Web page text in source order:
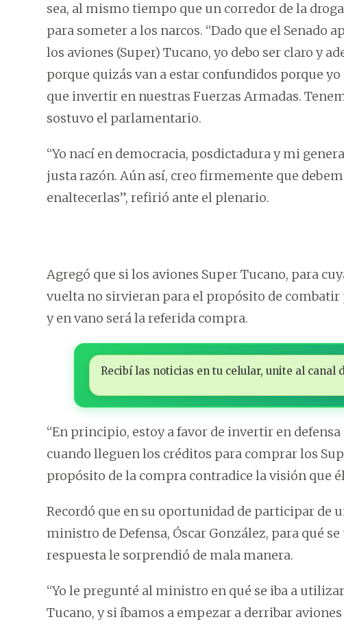
sea, al mismo tiempo que un corredor de la
para someter a los narcos. “Dado que el Senado
los aviones (Super) Tucano, yo debo ser claro y
porque quizás van a estar confundidos porque
que invertir en nuestras Fuerzas Armadas.
sostuvo el parlamentario.
“Yo nací en democracia, posdictadura y mi
justa razón. Aún así, creo firmemente que
enaltecerlas”, refirió ante el plenario.
Agregó que si los aviones Super Tucano, para
vuelta no sirvieran para el propósito de
y en vano será la referida compra.
Recibí las noticias en tu celular, unite al canal
“En principio, estoy a favor de invertir en
cuando lleguen los créditos para comprar los
propósito de la compra contradice la visión que
Recordó que en su oportunidad de participar de
ministro de Defensa, Óscar González, para qué
respuesta le sorprendió de mala manera.
“Yo le pregunté al ministro en qué se iba a
Tucano, y si íbamos a empezar a derribar